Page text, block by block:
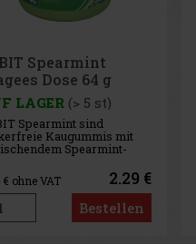
Extreme
Dose 64 g
LAGER (> 5 st)
Extreme sind
Kaugummis für
die sich eine besonders
Menthol-
wünschen. Die
Kombination aus
Menthol-Noten
für ein sofortiges
und lang
€ ohne VAT 2.29 €
Bestellen